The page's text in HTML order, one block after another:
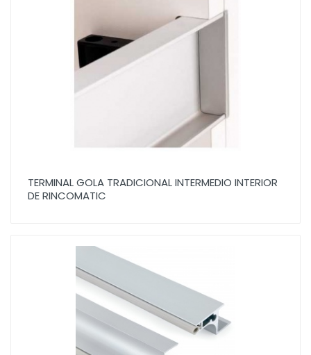
TERMINAL GOLA TRADICIONAL INTERMEDIO INTERIOR
DE RINCOMATIC